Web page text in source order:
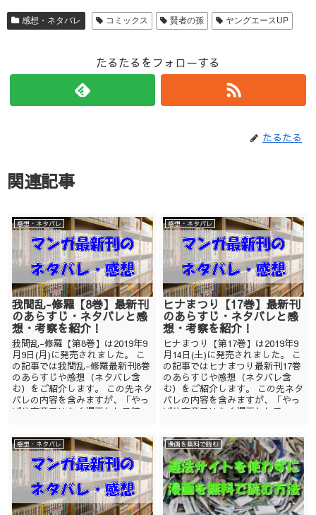
感想・ネタバレ コミックス 賢者の孫 ヤングエースUP
たるたるをフォローする
たるたる
関連記事
感想・ネタバレ
我間乱-修羅【8巻】最新刊
のあらすじ・ネタバレと感
想・考察を紹介！
我間乱-修羅【第8巻】は2019年9
月9日(月)に発売されました。 こ
の記事では我間乱-修羅最新刊8巻
のあらすじや感想（ネタバレ含
む）をご紹介します。 この先ネタ
バレの内容を含みますが、「やっ
ぱり文章ではなく漫画として読...
感想・ネタバレ
ヒナまつり【17巻】最新刊
のあらすじ・ネタバレと感
想・考察を紹介！
ヒナまつり【第17巻】は2019年9
月14日(土)に発売されました。 こ
の記事ではヒナまつり最新刊17巻
のあらすじや感想（ネタバレ含
む）をご紹介します。 この先ネタ
バレの内容を含みますが、「やっ
ぱり文章ではなく漫画として...
感想・ネタバレ 漫画を無料で読む